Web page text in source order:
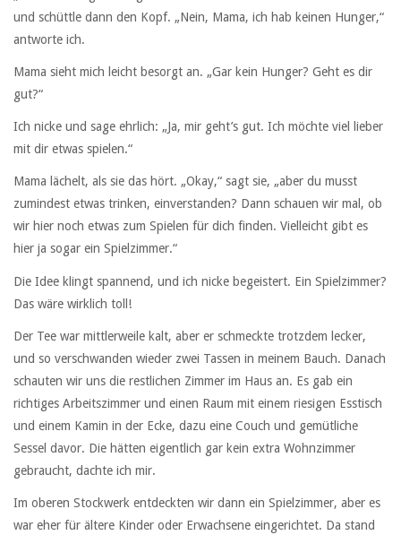
und schüttle dann den Kopf. „Nein, Mama, ich hab keinen Hunger,“
antworte ich.
Mama sieht mich leicht besorgt an. „Gar kein Hunger? Geht es dir
gut?“
Ich nicke und sage ehrlich: „Ja, mir geht’s gut. Ich möchte viel lieber
mit dir etwas spielen.“
Mama lächelt, als sie das hört. „Okay,“ sagt sie, „aber du musst
zumindest etwas trinken, einverstanden? Dann schauen wir mal, ob
wir hier noch etwas zum Spielen für dich finden. Vielleicht gibt es
hier ja sogar ein Spielzimmer.“
Die Idee klingt spannend, und ich nicke begeistert. Ein Spielzimmer?
Das wäre wirklich toll!
Der Tee war mittlerweile kalt, aber er schmeckte trotzdem lecker,
und so verschwanden wieder zwei Tassen in meinem Bauch. Danach
schauten wir uns die restlichen Zimmer im Haus an. Es gab ein
richtiges Arbeitszimmer und einen Raum mit einem riesigen Esstisch
und einem Kamin in der Ecke, dazu eine Couch und gemütliche
Sessel davor. Die hätten eigentlich gar kein extra Wohnzimmer
gebraucht, dachte ich mir.
Im oberen Stockwerk entdeckten wir dann ein Spielzimmer, aber es
war eher für ältere Kinder oder Erwachsene eingerichtet. Da stand